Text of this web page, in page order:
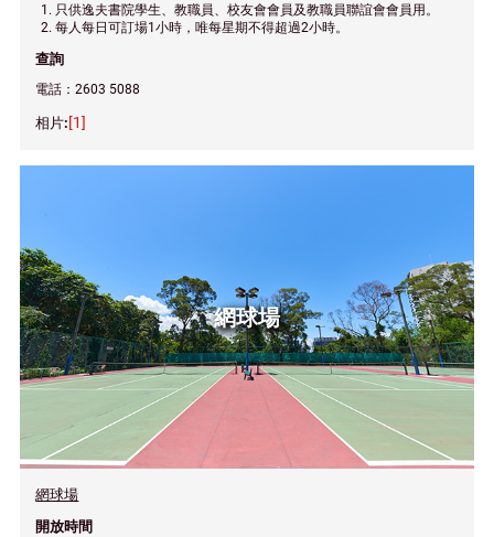
只供逸夫書院學生、教職員、校友會會員及教職員聯誼會會員用。
每人每日可訂場1小時，唯每星期不得超過2小時。
查詢
電話：2603 5088
[1]
網球場
網球場
開放時間